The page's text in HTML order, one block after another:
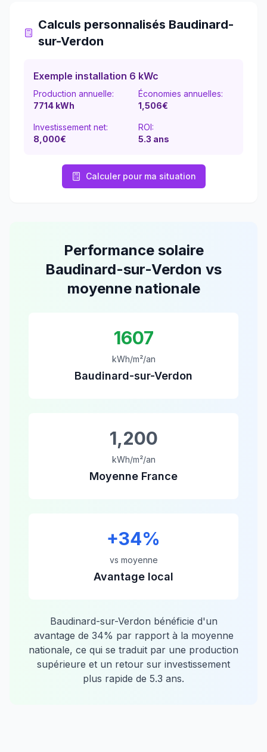
Calculs personnalisés Baudinard-
sur-Verdon
Exemple installation 6 kWc
Production annuelle:
7714 kWh
Économies annuelles:
1,506€
Investissement net:
8,000€
ROI:
5.3 ans
Calculer pour ma situation
Performance solaire
Baudinard-sur-Verdon vs
moyenne nationale
1607
kWh/m²/an
Baudinard-sur-Verdon
1,200
kWh/m²/an
Moyenne France
+34%
vs moyenne
Avantage local
Baudinard-sur-Verdon bénéficie d'un
avantage de 34% par rapport à la moyenne
nationale, ce qui se traduit par une production
supérieure et un retour sur investissement
plus rapide de 5.3 ans.